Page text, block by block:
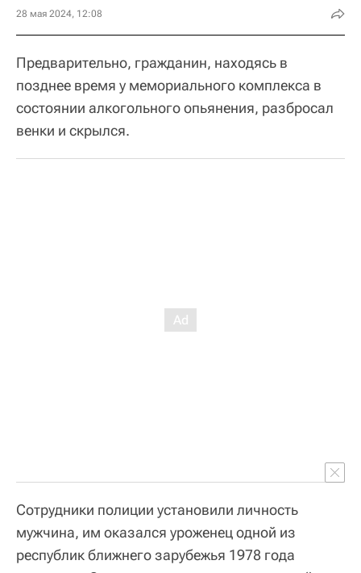
28 мая 2024, 12:08
Предварительно, гражданин, находясь в
позднее время у мемориального комплекса в
состоянии алкогольного опьянения, разбросал
венки и скрылся.
Сотрудники полиции установили личность
мужчина, им оказался уроженец одной из
республик ближнего зарубежья 1978 года